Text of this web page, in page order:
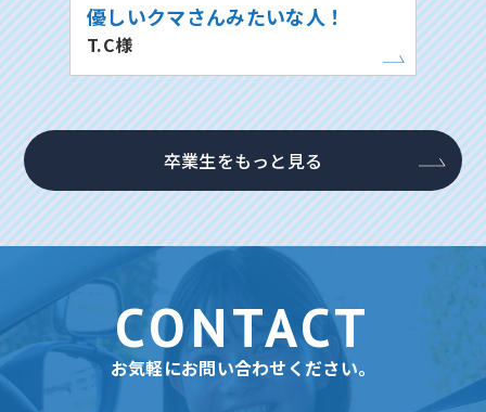
優しいクマさんみたいな人！
T.C様
卒業生をもっと見る
CONTACT
お気軽にお問い合わせください。